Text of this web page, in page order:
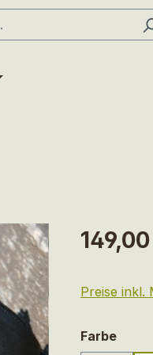
Regulärer
Preise inkl.
Farbe